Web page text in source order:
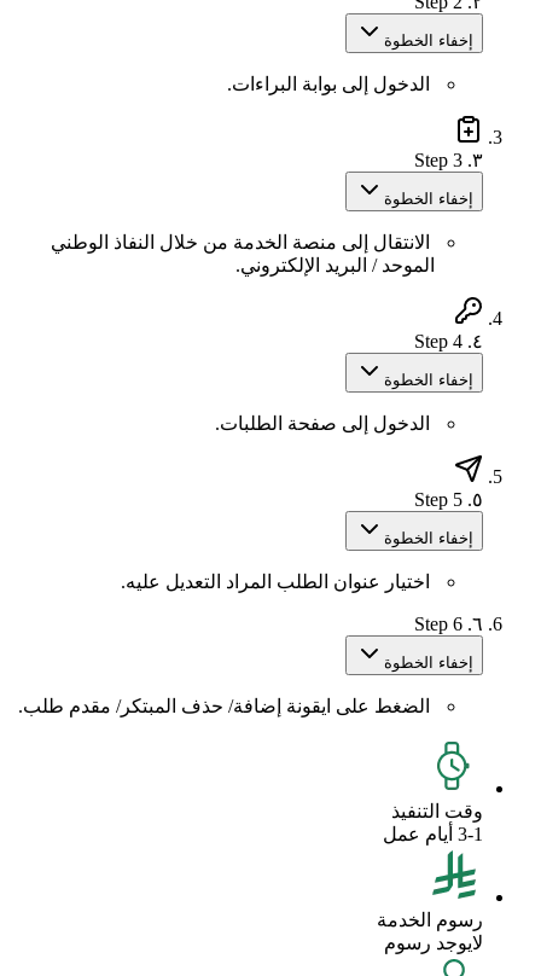
إخفاء الخطوة
الدخول إلى بوابة البراءات.
٣. Step 3
إخفاء الخطوة
الانتقال إلى منصة الخدمة من خلال النفاذ الوطني
الموحد / البريد الإلكتروني.
٤. Step 4
إخفاء الخطوة
الدخول إلى صفحة الطلبات.
٥. Step 5
إخفاء الخطوة
اختيار عنوان الطلب المراد التعديل عليه.
٦. Step 6
إخفاء الخطوة
الضغط على ايقونة إضافة/ حذف المبتكر/ مقدم طلب.
وقت التنفيذ
3-1 أيام عمل
رسوم الخدمة
لايوجد رسوم